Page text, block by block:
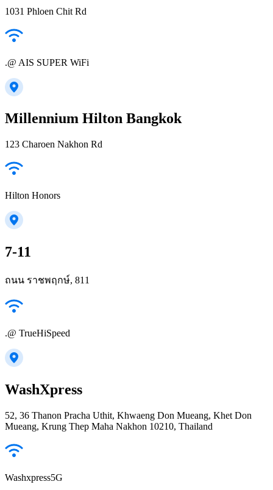
1031 Phloen Chit Rd
.@ AIS SUPER WiFi
Millennium Hilton Bangkok
123 Charoen Nakhon Rd
Hilton Honors
7-11
ถนน ราชพฤกษ์, 811
.@ TrueHiSpeed
WashXpress
52, 36 Thanon Pracha Uthit, Khwaeng Don Mueang, Khet Don
Mueang, Krung Thep Maha Nakhon 10210, Thailand
Washxpress5G